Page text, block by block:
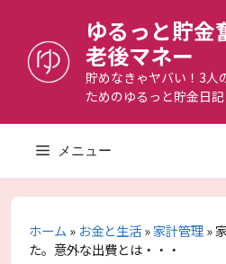
へ
ゆるっと貯金
老後マネー
貯めなきゃヤバい！3人
ためのゆるっと貯金日記
メニュー
ホーム» お金と生活»家計管理»
た。意外な出費とは・・・